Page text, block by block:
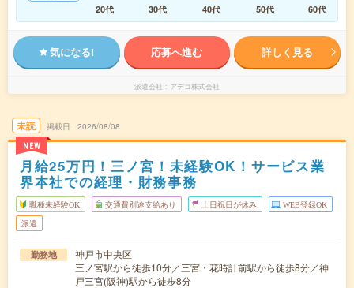
20代
30代 40代 50代 60代
気になる! 応募へ進む 詳しく見る
派遣会社 アデコ株式会社
未読
NEW
掲載日 2026/08/08
月給25万円！三ノ宮！未経験OK！サービス業
界本社での経理・財務事務
職種未経験OK 交通費別途支給あり 土日祝日が休み WEB登録OK
派遣
勤務地
神戸市中央区
三ノ宮駅から徒歩10分／三宮・花時計前駅から徒歩8分／神
戸三宮(阪神)駅から徒歩8分